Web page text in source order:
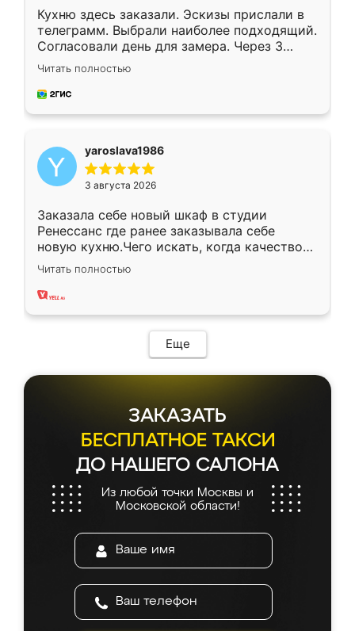
Кухню здесь заказали. Эскизы прислали в
телеграмм. Выбрали наиболее подходящий.
Согласовали день для замера. Через 3
недели кухня была уже готова. Остались
довольны работой. Спасибо Ренессанс
мебель за качественную работу!
Читать полностью
yaroslava1986
3 августа 2026
Заказала себе новый шкаф в студии
Ренессанс где ранее заказывала себе
новую кухню.Чего искать, когда качеством
вполне довольна. Служит кухня уже почти
два года, нареканий нет.
Читать полностью
Еще
ЗАКАЗАТЬ
БЕСПЛАТНОЕ ТАКСИ
ДО НАШЕГО САЛОНА
Из любой точки Москвы и
Московской области!